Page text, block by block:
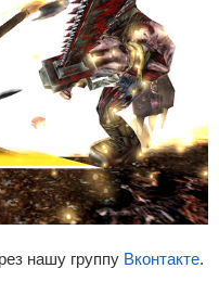
нашу группу Вконтакте.